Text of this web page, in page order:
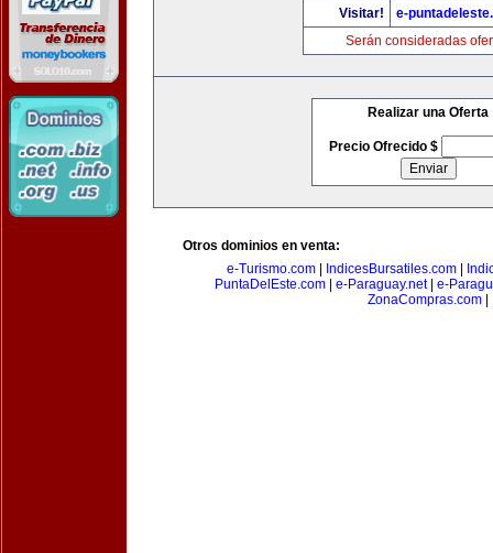
Visitar!
e-
Serán consideradas
Realizar una Oferta
Precio Ofrecido $
Otros dominios en venta:
e-Turismo.com| IndicesBursatiles.com|
PuntaDelEste.com| e-Paraguay.net| e-
ZonaCompras.com